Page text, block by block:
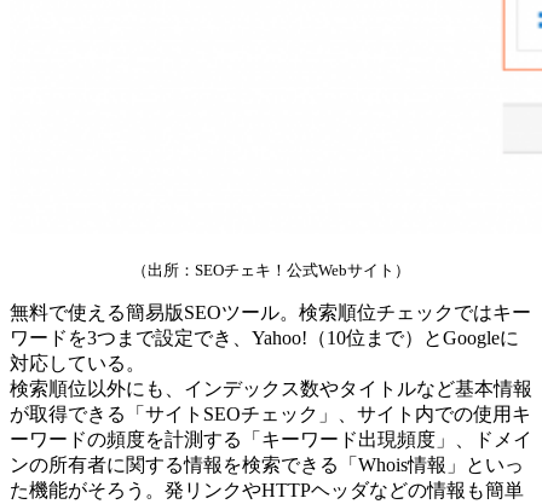
（出所：SEOチェキ！公式Webサイト）
無料で使える簡易版SEOツール。検索順位チェックではキー
ワードを3つまで設定でき、Yahoo!（10位まで）とGoogleに
対応している。
検索順位以外にも、インデックス数やタイトルなど基本情報
が取得できる「サイトSEOチェック」、サイト内での使用キ
ーワードの頻度を計測する「キーワード出現頻度」、ドメイ
ンの所有者に関する情報を検索できる「Whois情報」といっ
た機能がそろう。発リンクやHTTPヘッダなどの情報も簡単